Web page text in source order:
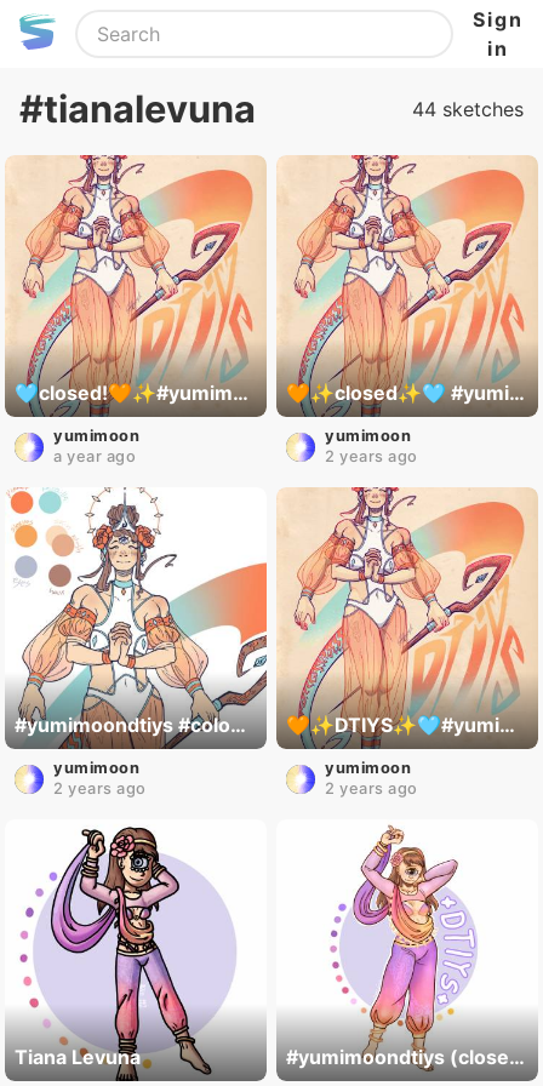
Sign
in
#tianalevuna 44 sketches
🩵closed!🧡✨️#yumimoondtiys ✨️
yumimoon
a year ago
🧡✨️closed✨️🩵 #yumimoondtiys
yumimoon
2 years ago
#yumimoondtiys #colourpalette
yumimoon
2 years ago
🧡✨DTIYS✨🩵#yumimoondtiys
yumimoon
2 years ago
Tiana Levuna #yumimoondtiys (closed)